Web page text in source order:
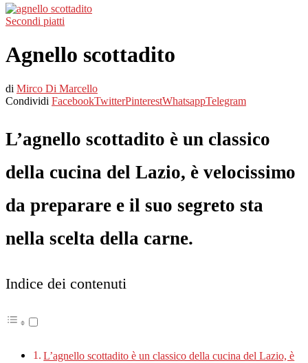
Secondi piatti
Agnello scottadito
di Mirco Di Marcello
Condividi FacebookTwitterPinterestWhatsappTelegram
L’agnello scottadito è un classico
della cucina del Lazio, è velocissimo
da preparare e il suo segreto sta
nella scelta della carne.
Indice dei contenuti
L’agnello scottadito è un classico della cucina del Lazio, è